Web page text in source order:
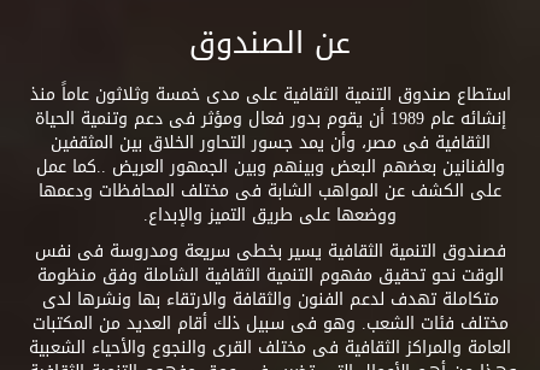
عن الصندوق
استطاع صندوق التنمية الثقافية على مدى خمسة وثلاثون عاماً منذ
إنشائه عام 1989 أن يقوم بدور فعال ومؤثر فى دعم وتنمية الحياة
الثقافية فى مصر، وأن يمد جسور التحاور الخلاق بين المثقفين
والفنانين بعضهم البعض وبينهم وبين الجمهور العريض ..كما عمل
على الكشف عن المواهب الشابة فى مختلف المحافظات ودعمها
ووضعها على طريق التميز والإبداع.
فصندوق التنمية الثقافية يسير بخطى سريعة ومدروسة فى نفس
الوقت نحو تحقيق مفهوم التنمية الثقافية الشاملة وفق منظومة
متكاملة تهدف لدعم الفنون والثقافة والارتقاء بها ونشرها لدى
مختلف فئات الشعب. وهو فى سبيل ذلك أقام العديد من المكتبات
العامة والمراكز الثقافية فى مختلف القرى والنجوع والأحياء الشعبية